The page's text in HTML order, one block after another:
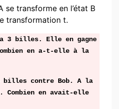
se transforme en l’état B
transformation t.
3 billes. Elle en gagne
en a-t-elle à la
billes contre Bob. A la
en avait-elle